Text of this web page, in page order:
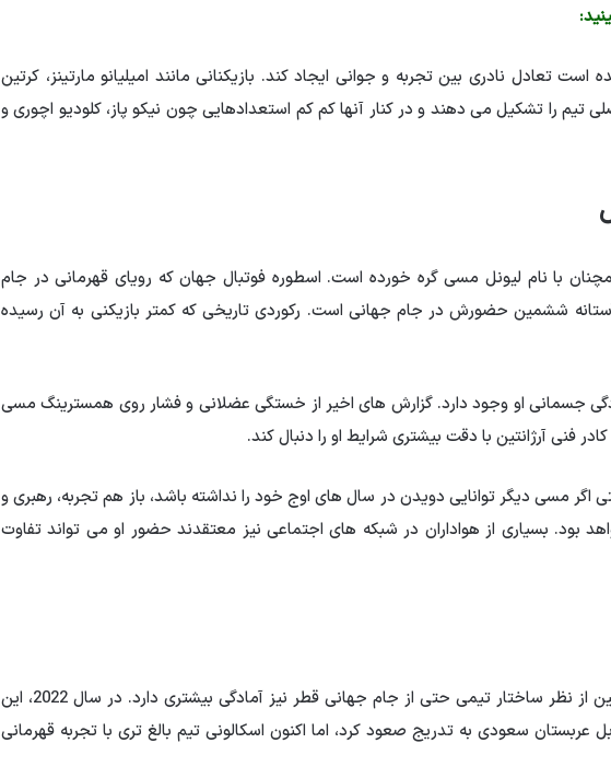
تعادل نادری بین تجربه و جوانی ایجاد کند. بازیکنانی مانند امیلیانو مارتینز، کرتین
تیم را تشکیل می دهند و در کنار آنها کم کم استعدادهایی چون نیکو پاز، کلودیو اچوری و
با نام لیونل مسی گره خورده است. اسطوره فوتبال جهان که رویای قهرمانی در جام
حالا در آستانه ششمین حضورش در جام جهانی است. رکوردی تاریخی که کمتر بازیکنی به آن رسیده
جسمانی او وجود دارد. گزارش های اخیر از خستگی عضلانی و فشار روی همسترینگ مسی
فنی آرژانتین با دقت بیشتری شرایط او را دنبال کند.
اگر مسی دیگر توانایی دویدن در سال های اوج خود را نداشته باشد، باز هم تجربه، رهبری و
بود. بسیاری از هواداران در شبکه های اجتماعی نیز معتقدند حضور او می تواند تفاوت
برخی از تحلیلگران معتقدند که آرژانتین از نظر ساختار تیمی حتی از جام جهانی قطر نیز آمادگی بیشتری دارد. در سال 2022، این
سعودی به تدریج صعود کرد، اما اکنون اسکالونی تیم بالغ تری با تجربه قهرمانی